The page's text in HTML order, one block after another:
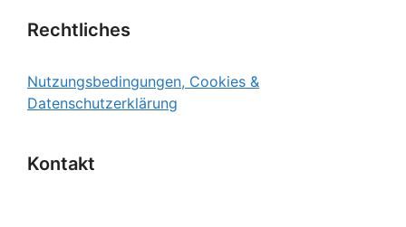
Rechtliches
Nutzungsbedingungen, Cookies &
Datenschutzerklärung
Kontakt